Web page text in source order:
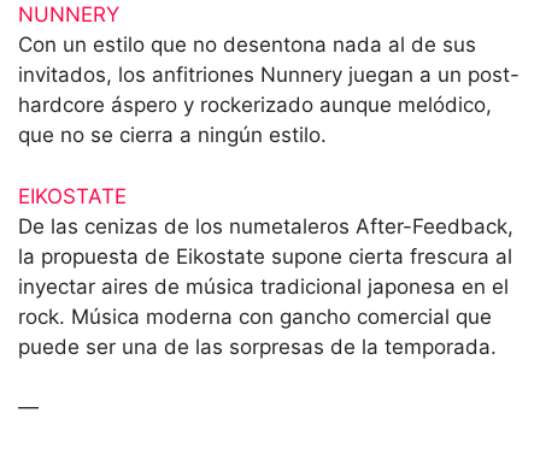
NUNNERY
Con un estilo que no desentona nada al de sus
invitados, los anfitriones Nunnery juegan a un post-
hardcore áspero y rockerizado aunque melódico,
que no se cierra a ningún estilo.
EIKOSTATE
De las cenizas de los numetaleros After-Feedback,
la propuesta de Eikostate supone cierta frescura al
inyectar aires de música tradicional japonesa en el
rock. Música moderna con gancho comercial que
puede ser una de las sorpresas de la temporada.
—